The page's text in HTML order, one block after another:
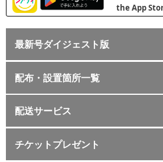
最新号ダイジェスト版
配布・設置箇所一覧
配送サービス
チケットプレゼント